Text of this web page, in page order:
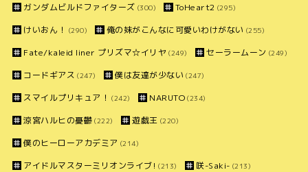
ガンダムビルドファイターズ (300) ToHeart2 (295)
けいおん！ (290) 俺の妹がこんなに可愛いわけがない (255)
Fate/kaleid liner プリズマ☆イリヤ (249) セーラームーン (249)
コードギアス (247) 僕は友達が少ない (247)
スマイルプリキュア！ (242) NARUTO (234)
涼宮ハルヒの憂鬱 (222) 遊戯王 (220)
僕のヒーローアカデミア (214)
アイドルマスターミリオンライブ! (213) 咲-Saki- (213)